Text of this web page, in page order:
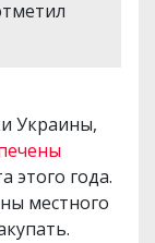
Украины,
этого года.
местного